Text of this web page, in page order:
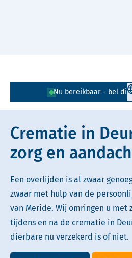
Nu bereikbaar - bel
Lees voor Uitleg
Simpele tekst
Crematie in
zorg en
Een overlijden is al zwaar
zwaar met hulp van de
van Meride. Wij omringen u met
tijdens en na de crematie in
dierbare nu verzekerd is of niet.